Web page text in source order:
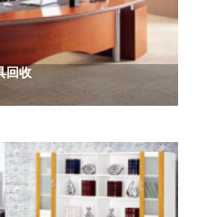
回收